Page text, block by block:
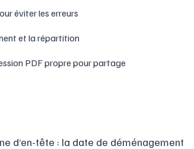
éviter les erreurs
et la répartition
PDF propre pour partage
d’en-tête : la date de déménagement